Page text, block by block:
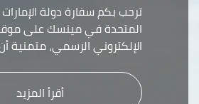
ترحب بكم سفارة دولة الإمارات
المتحدة في مينسك على
الإلكتروني الرسمي، متمنية
أقرأ المزيد